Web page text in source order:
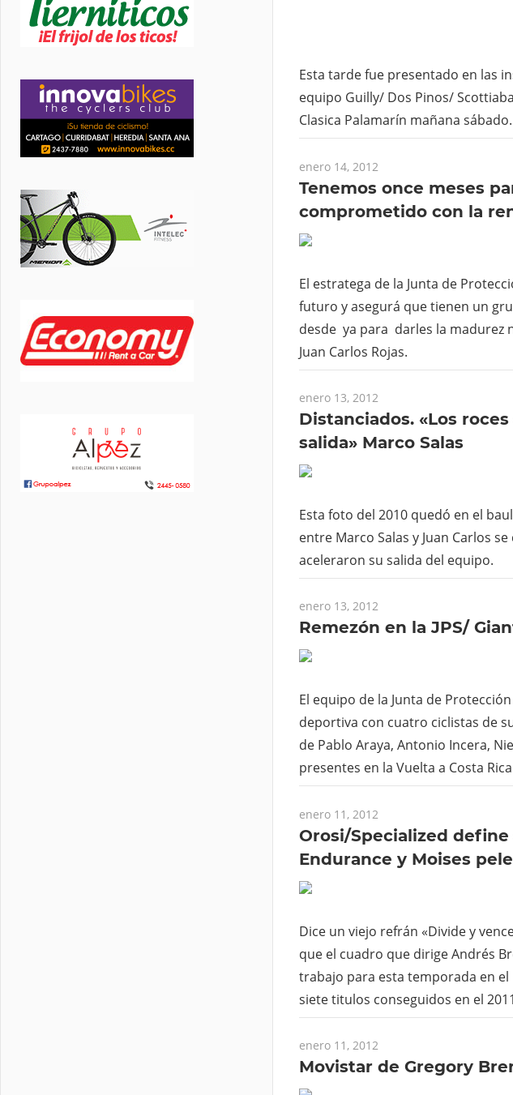
Esta tarde fue presentado en las
equipo Guilly/ Dos Pinos/
Clasica Palamarín mañana sábado.
enero 14, 2012
Tenemos once meses
comprometido con la
El estratega de la Junta de
futuro y asegurá que tienen un
desde ya para darles la madurez
Juan Carlos Rojas.
enero 13, 2012
Distanciados. «Los
salida» Marco Salas
Esta foto del 2010 quedó en el
entre Marco Salas y Juan Carlos
aceleraron su salida del equipo.
enero 13, 2012
Remezón en la JPS/
El equipo de la Junta de
deportiva con cuatro ciclistas de
de Pablo Araya, Antonio Incera,
presentes en la Vuelta a Costa
enero 11, 2012
Orosi/Specialized
Endurance y Moises
Dice un viejo refrán «Divide y
que el cuadro que dirige Andrés
trabajo para esta temporada en
siete titulos conseguidos en el
enero 11, 2012
Movistar de Gregory